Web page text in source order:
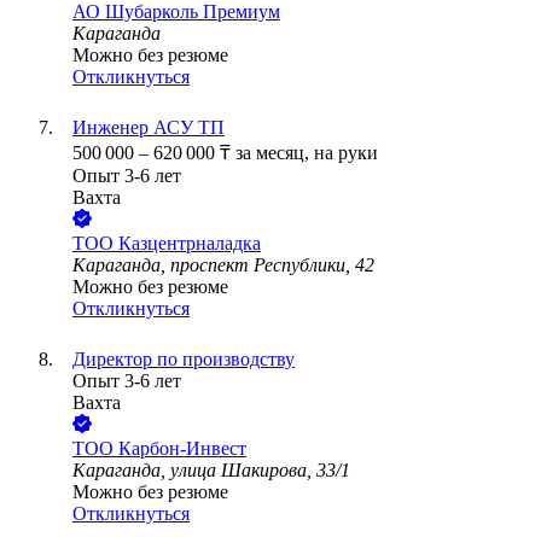
АО Шубарколь Премиум
Караганда
Можно без резюме
Откликнуться
Инженер АСУ ТП
500 000 – 620 000 ₸ за месяц, на руки
Опыт 3-6 лет
Вахта
ТОО Казцентрналадка
Караганда, проспект Республики, 42
Можно без резюме
Откликнуться
Директор по производству
Опыт 3-6 лет
Вахта
ТОО Карбон-Инвест
Караганда, улица Шакирова, 33/1
Можно без резюме
Откликнуться